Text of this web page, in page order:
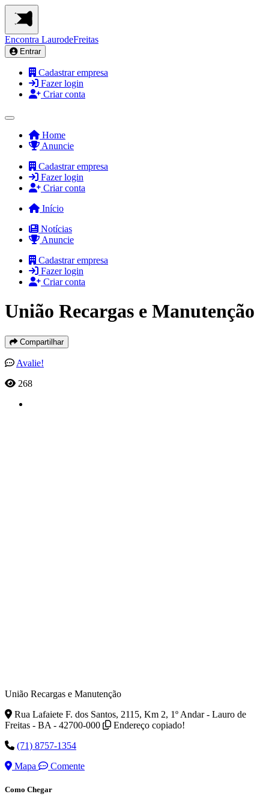
Encontra LaurodeFreitas
Entrar
Cadastrar empresa
Fazer login
Criar conta
Home
Anuncie
Cadastrar empresa
Fazer login
Criar conta
Início
Notícias
Anuncie
Cadastrar empresa
Fazer login
Criar conta
União Recargas e Manutenção
Compartilhar
Avalie!
268
União Recargas e Manutenção
Rua Lafaiete F. dos Santos, 2115, Km 2, 1º Andar - Lauro de
Freitas - BA - 42700-000
Endereço copiado!
(71) 8757-1354
Mapa
Comente
Como Chegar